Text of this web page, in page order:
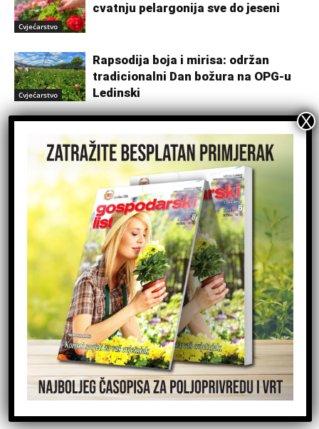
Cvjećarstvo
cvatnju pelargonija sve do jeseni
Cvjećarstvo
Rapsodija boja i mirisa: održan
tradicionalni Dan božura na OPG-u
Ledinski
Vinogradarstvo
priču o tradiciji, identitetu i
ogromnom radu